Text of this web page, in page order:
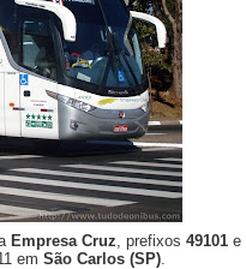
Empresa Cruz , prefixos 49101 e
em São Carlos (SP)